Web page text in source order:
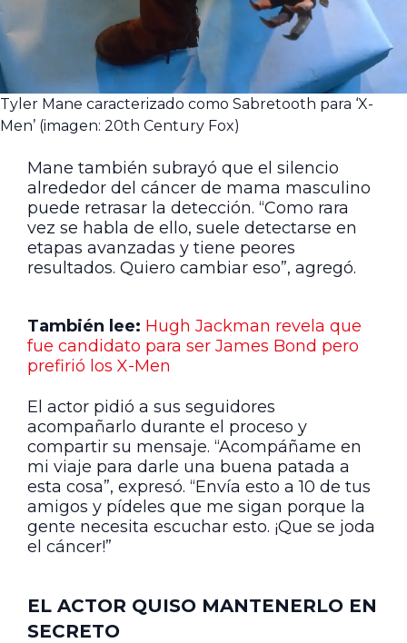
Tyler Mane caracterizado como Sabretooth para ‘X-
Men’ (imagen: 20th Century Fox)
Mane también subrayó que el silencio
alrededor del cáncer de mama masculino
puede retrasar la detección. “Como rara
vez se habla de ello, suele detectarse en
etapas avanzadas y tiene peores
resultados. Quiero cambiar eso”, agregó.
También lee: Hugh Jackman revela que
fue candidato para ser James Bond pero
prefirió los X-Men
El actor pidió a sus seguidores
acompañarlo durante el proceso y
compartir su mensaje. “Acompáñame en
mi viaje para darle una buena patada a
esta cosa”, expresó. “Envía esto a 10 de tus
amigos y pídeles que me sigan porque la
gente necesita escuchar esto. ¡Que se joda
el cáncer!”
EL ACTOR QUISO MANTENERLO EN
SECRETO